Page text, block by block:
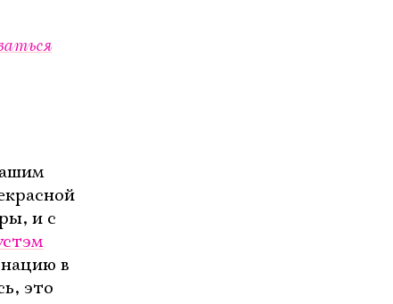
и с
в
это